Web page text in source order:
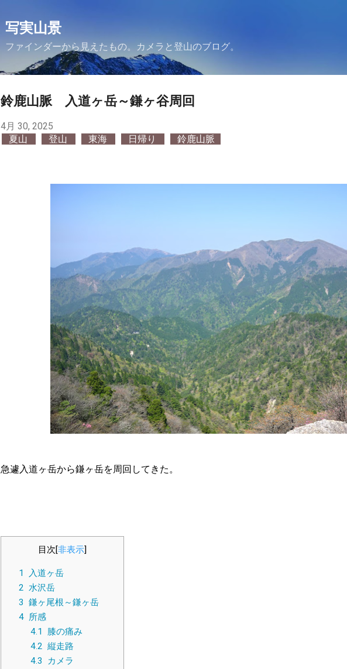
写実山景
ファインダーから見えたもの。カメラと登山のブログ。
鈴鹿山脈 入道ヶ岳～鎌ヶ谷周回
4月 30, 2025
夏山
登山 東海 日帰り 鈴鹿山脈
急遽入道ヶ岳から鎌ヶ岳を周回してきた。
目次[非表示]
1
入道ヶ岳
2 水沢岳
3 鎌ヶ尾根～鎌ヶ岳
4 所感
4.1
膝の痛み
4.2 縦走路
4.3
カメラ